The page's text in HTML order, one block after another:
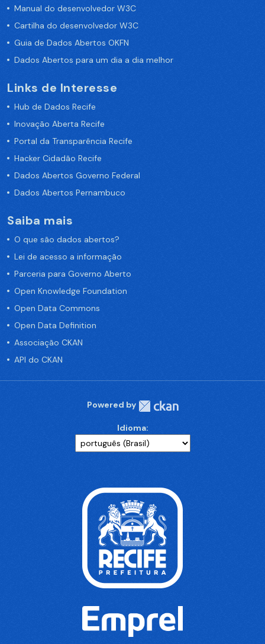
Manual do desenvolvedor W3C
Cartilha do desenvolvedor W3C
Guia de Dados Abertos OKFN
Dados Abertos para um dia a dia melhor
Links de Interesse
Hub de Dados Recife
Inovação Aberta Recife
Portal da Transparência Recife
Hacker Cidadão Recife
Dados Abertos Governo Federal
Dados Abertos Pernambuco
Saiba mais
O que são dados abertos?
Lei de acesso a informação
Parceria para Governo Aberto
Open Knowledge Foundation
Open Data Commons
Open Data Definition
Associação CKAN
API do CKAN
Powered by
Idioma